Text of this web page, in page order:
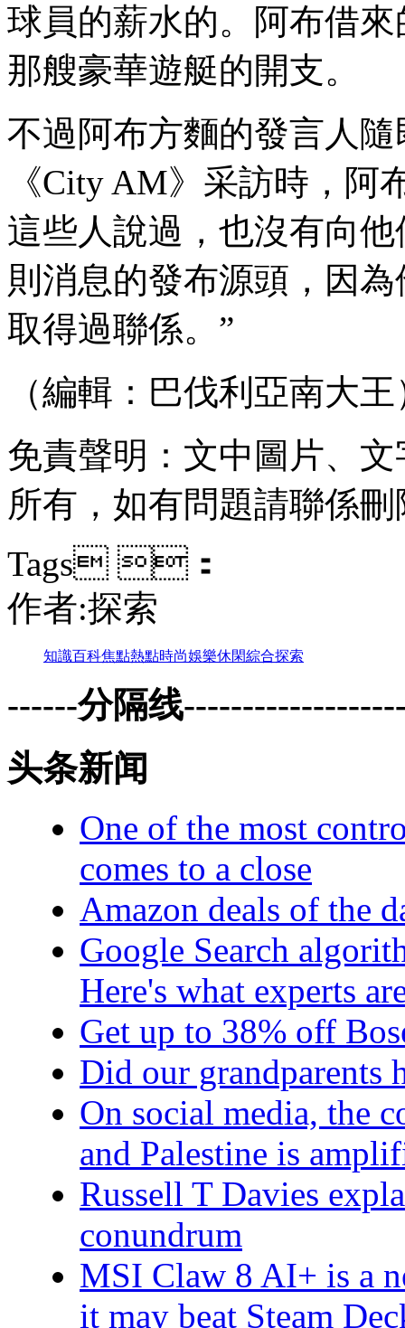
球員的薪水的。阿布借
那艘豪華遊艇的開支。
不過阿布方麵的發言人隨
《City AM》采訪時，
這些人說過，也沒有向
則消息的發布源頭，因
取得過聯係。”
（編輯：巴伐利亞南大
免責聲明：文中圖片
所有，如有問題請聯係刪除
Tags ：
作者:探索
知識百科焦點熱點時尚娛樂休閑綜合探索
------分隔线
头条新闻
One of the most
comes to a close
Amazon deals of the
Google Search
Here's what experts
Get up to 38% off
Did our grandparents
On social media, the
and Palestine is
Russell T Davies
conundrum
MSI Claw 8 AI+ is a
it may beat Steam